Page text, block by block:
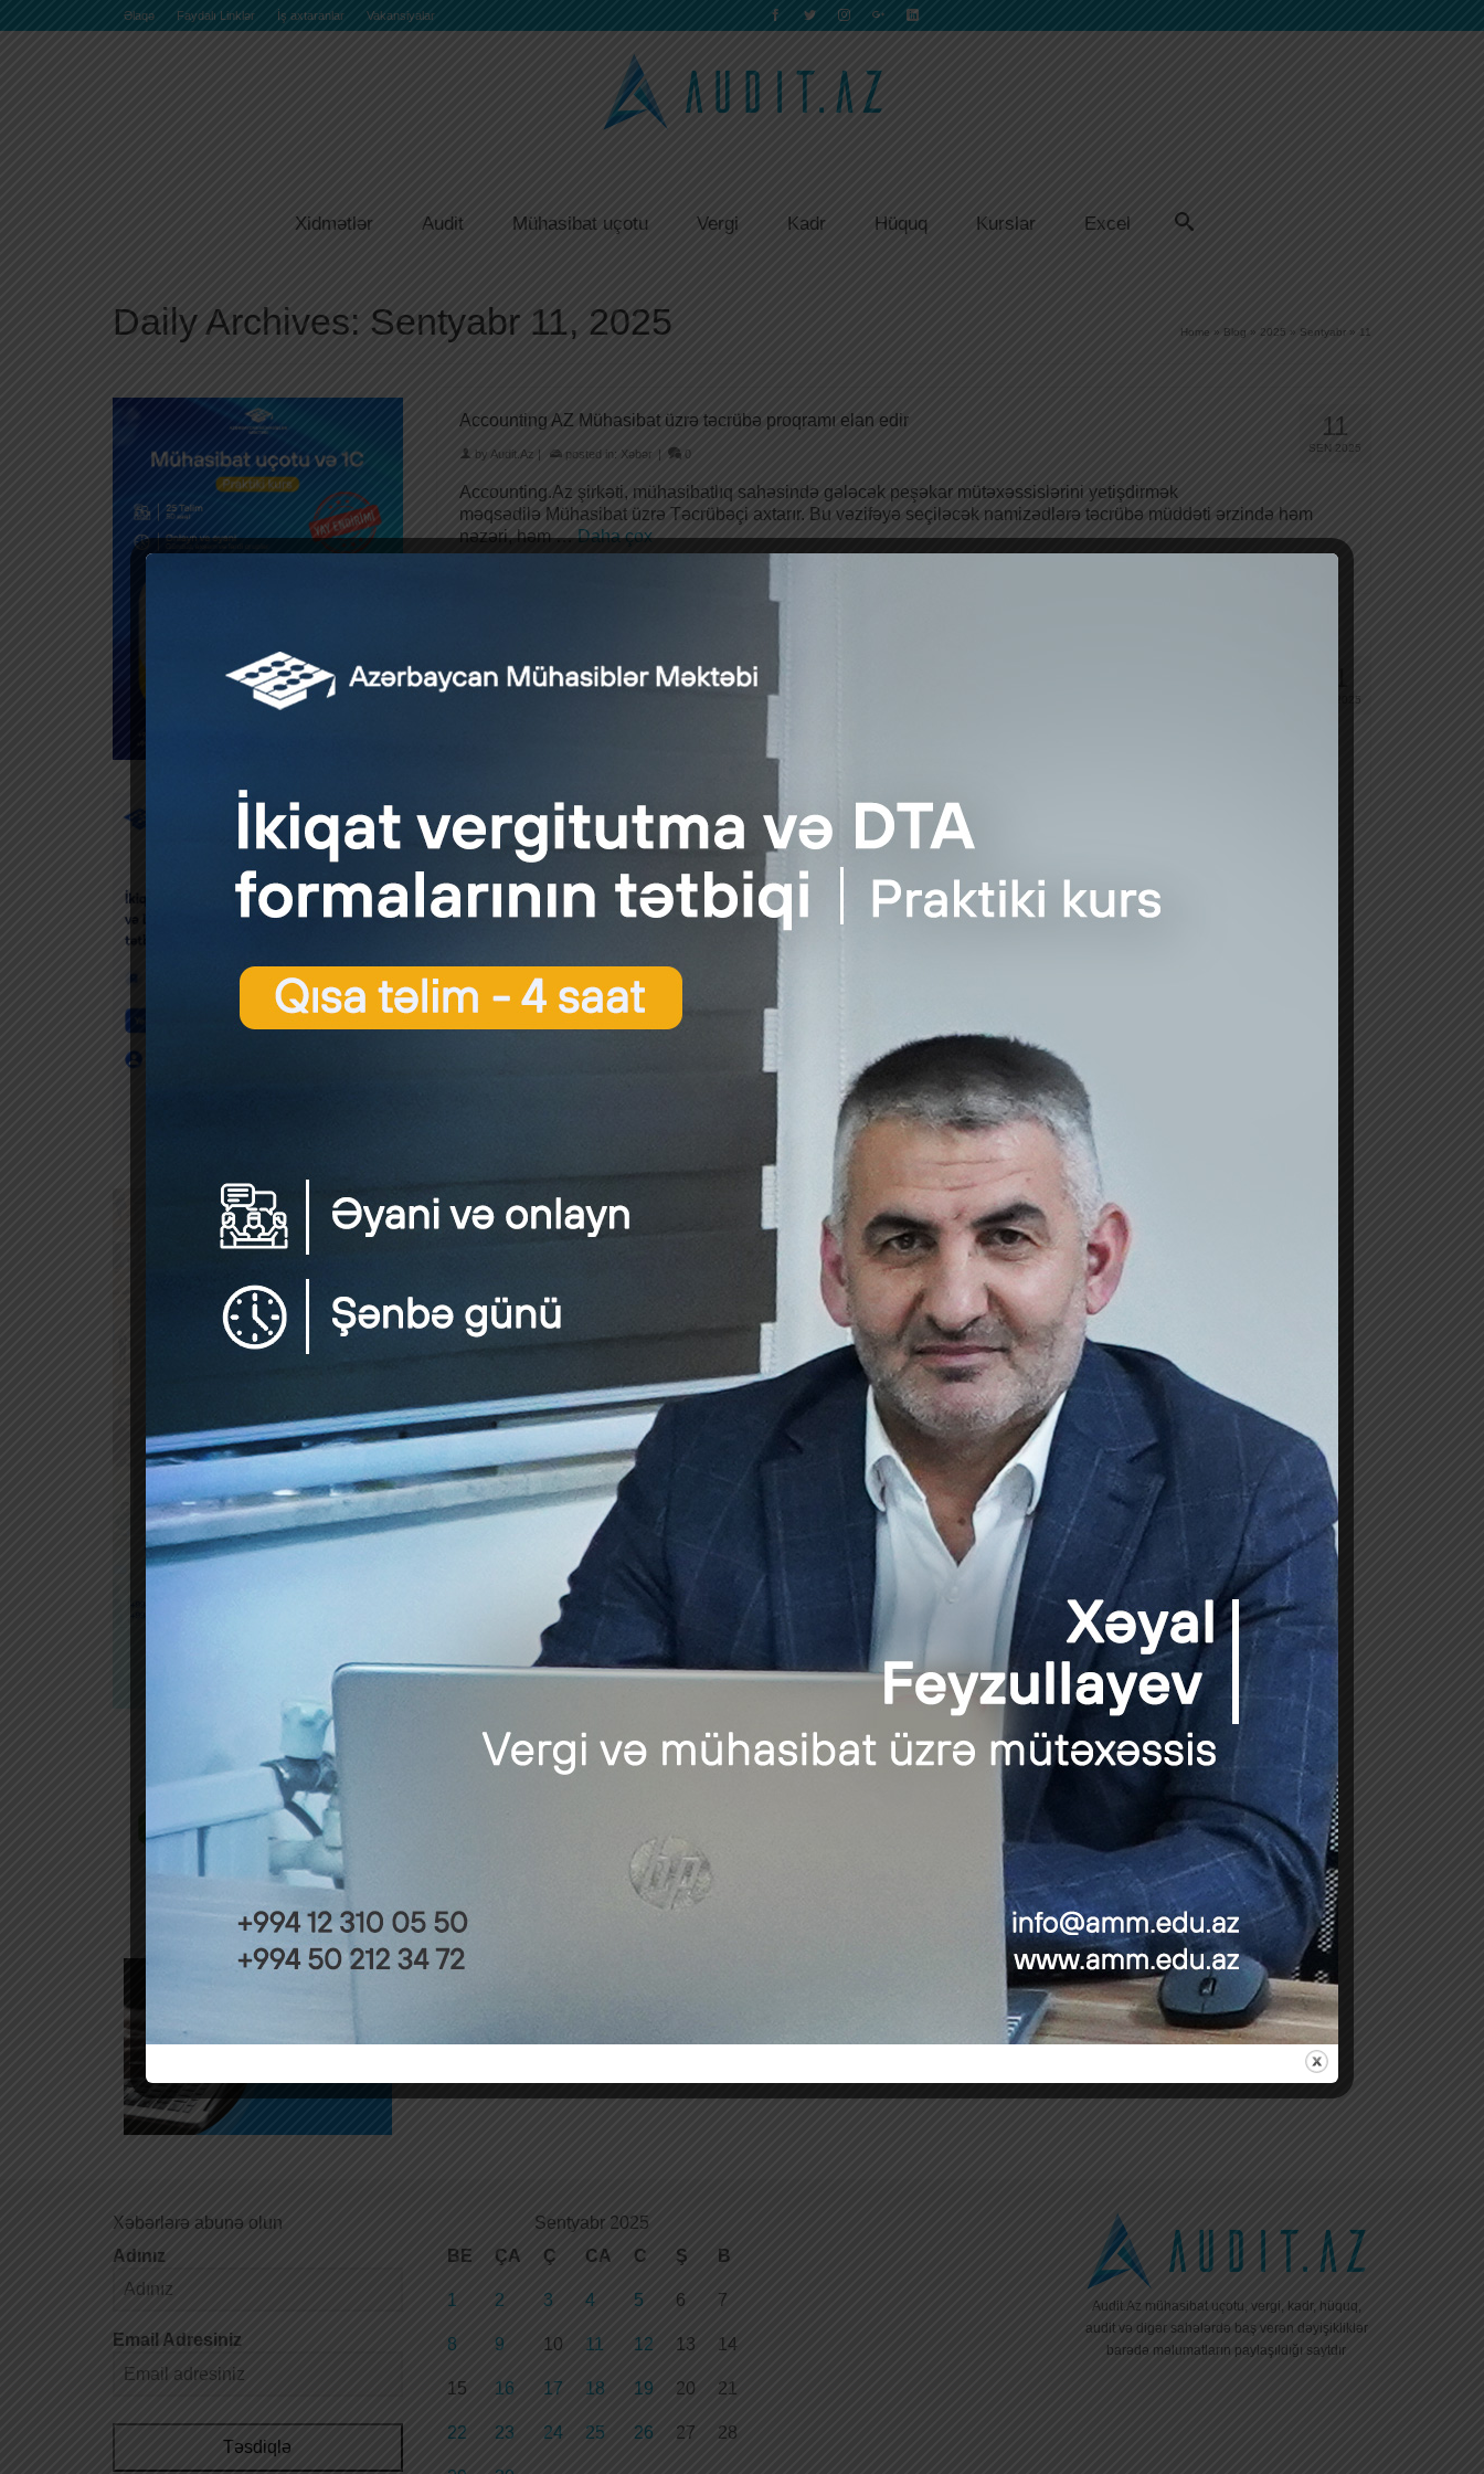
Əlaqə Faydalı Linklər İş axtaranlar Vakansiyalar
Xidmətlər Audit Mühasibat uçotu Vergi Kadr Hüquq Kurslar Excel
Daily Archives: Sentyabr 11, 2025 Home » Blog » 2025 » Sentyabr » 11
11
SEN 2025
Accounting AZ Mühasibat üzrə təcrübə proqramı elan edir
by Audit.Az | posted in: Xəbər | 0
Accounting.Az şirkəti, mühasibatlıq sahəsində gələcək peşəkar mütəxəssislərini yetişdirmək
məqsədilə Mühasibat üzrə Təcrübəçi axtarır. Bu vəzifəyə seçiləcək namizədlərə təcrübə müddəti ərzində həm
nəzəri, həm …Daha çox
SEN 2025
MMC-lər daşınmaz əmlak alarkən ödənişi nağd şəkildə edə bilərmi?
Xəbərlərə abunə olun
Adınız
Email Adresiniz
Təsdiqlə
Sentyabr 2025
BE
ÇA Ç CA C Ş B
1 2 3 4 5 6 7
8 9 10 11 12 13 14
15 16 17 18 19 20 21
22 23 24 25 26 27 28
Audit.Az mühasibat uçotu, vergi, kadr, hüquq,
audit və digər sahələrdə baş verən dəyişikliklər
barədə məlumatların paylaşıldığı saytdır